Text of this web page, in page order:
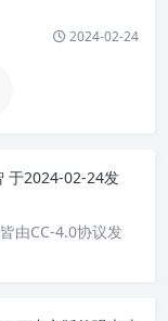
2024-02-24
于2024-02-24发
由CC-4.0协议发